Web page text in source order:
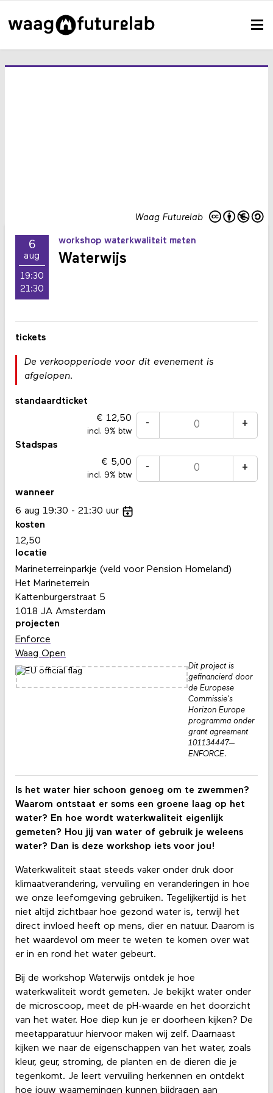
Waag Futurelab
6
aug
19:30
21:30
workshop waterkwaliteit meten
Waterwijs
Is het water hier schoon genoeg om te zwemmen?
Waarom ontstaat er soms een groene laag op het
water? En hoe wordt waterkwaliteit eigenlijk
gemeten? Hou jij van water of gebruik je weleens
water? Dan is deze workshop iets voor jou!
Waterkwaliteit staat steeds vaker onder druk door
klimaatverandering, vervuiling en veranderingen in hoe
we onze leefomgeving gebruiken. Tegelijkertijd is het
niet altijd zichtbaar hoe gezond water is, terwijl het
direct invloed heeft op mens, dier en natuur. Daarom is
het waardevol om meer te weten te komen over wat
er in en rond het water gebeurt.
Bij de workshop Waterwijs ontdek je hoe
waterkwaliteit wordt gemeten. Je bekijkt water onder
de microscoop, meet de pH-waarde en het doorzicht
van het water. Hoe diep kun je er doorheen kijken? De
meetapparatuur hiervoor maken wij zelf. Daarnaast
kijken we naar de eigenschappen van het water, zoals
kleur, geur, stroming, de planten en de dieren die je
tegenkomt. Je leert vervuiling herkennen en ontdekt
hoe jouw waarnemingen kunnen bijdragen aan
tickets
De verkoopperiode voor dit evenement is
afgelopen.
standaardticket
12,50
incl. 9% btw
- +
Stadspas
5,00
incl. 9% btw
- +
wanneer
6 aug 19:30 21:30 uur
kosten
12,50
locatie
Marineterreinparkje (veld voor Pension Homeland)
Het Marineterrein
Kattenburgerstraat 5
1018 JA Amsterdam
projecten
Enforce
Waag Open
Dit project is
gefinancierd door
de Europese
Commissie's
Horizon Europe
programma onder
grant agreement
101134447—
ENFORCE.